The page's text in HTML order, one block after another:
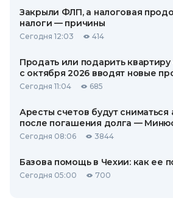
Закрыли ФЛП, а налоговая
налоги — причины
Сегодня 12:03 414
Продать или подарить
с октября 2026 вводят новые
Сегодня 11:04 685
Аресты счетов будут сниматься
после погашения долга —
Сегодня 08:06 3844
Базова помощь в Чехии: как ее
Сегодня 05:00 700